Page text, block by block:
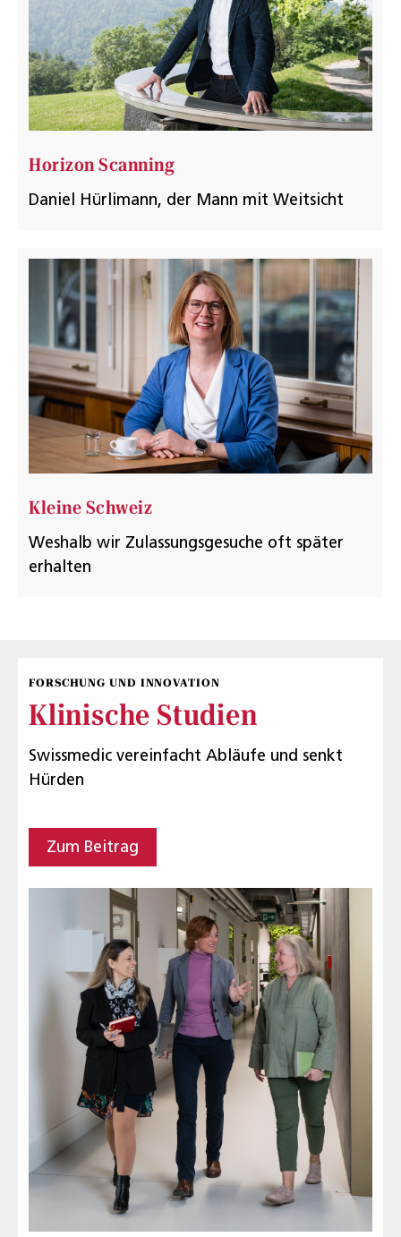
Horizon Scanning
Daniel Hürlimann, der Mann mit Weitsicht
Kleine Schweiz
Weshalb wir Zulassungsgesuche oft später
erhalten
FORSCHUNG UND INNOVATION
Klinische Studien
Swissmedic vereinfacht Abläufe und senkt
Hürden
Zum Beitrag